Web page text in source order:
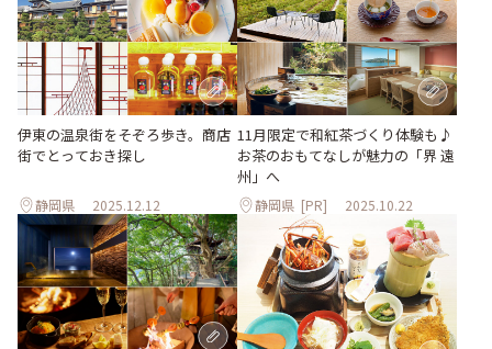
伊東の温泉街をそぞろ歩き。商店
街でとっておき探し
静岡県 2025.12.12
11月限定で和紅茶づくり体験も♪
お茶のおもてなしが魅⼒の「界 遠
州」へ
静岡県 [PR] 2025.10.22